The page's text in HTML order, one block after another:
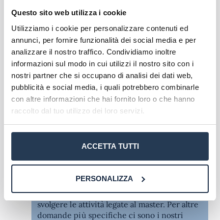
Questo sito web utilizza i cookie
Utilizziamo i cookie per personalizzare contenuti ed
annunci, per fornire funzionalità dei social media e per
analizzare il nostro traffico. Condividiamo inoltre
informazioni sul modo in cui utilizzi il nostro sito con i
nostri partner che si occupano di analisi dei dati web,
pubblicità e social media, i quali potrebbero combinarle
con altre informazioni che hai fornito loro o che hanno
raccolto dal tuo utilizzo dei loro servizi.
ACCETTA TUTTI
PERSONALIZZA
AteneiOnline 9 Aprile 2025
Il costo di 1000€ è in base all' ISEE? Gli esami si
svolgeranno anche in modalità telematica? Ci
sono sedi in Sicilia? Se sì dove? Ci sono delle
lezioni che vanno fatte in presenza? Ed il
tirocinio diretto dove va fatto?
Kdkekellfl 14 Gennaio 2025 Rispondi
in modalità e-learning, quindi non sono
previste lezioni in presenza. Tutti i materiali
attraverso la piattaforma PegasOnline. Ci
sono diverse sedi in Sicilia dove puoi
svolgere le attività legate al master. Per altre
domande più specifiche ci sono i nostri